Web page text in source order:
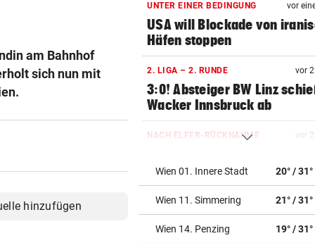
am Bahnhof
sich nun mit
hinzufügen
UNTER EINER BEDINGUNG vor
USA will Blockade von
Häfen stoppen
2. LIGA – 2. RUNDE vor
3:0! Absteiger BW Linz
Wacker Innsbruck ab
NACH ELFER-RÜCKNAHME vor
absoluter Skandal!“
WEGEN CEUTA-KRISE vor
Spanien kontert: Jetzt
Grenzkontrollen für Italien
Wien 01. Innere Stadt 20° / 31°
Wien 11. Simmering 21° / 31°
Wien 14. Penzing 19° / 31°